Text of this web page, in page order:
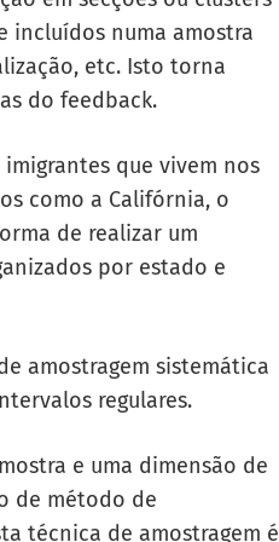
incluídos numa amostra
etc. Isto torna
do feedback.
que vivem nos
como a Califórnia, o
de realizar um
por estado e
amostragem sistemática
regulares.
e uma dimensão de
de método de
técnica de amostragem é